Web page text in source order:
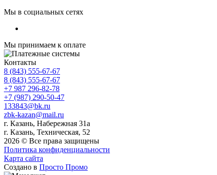
Мы в социальных сетях
Мы принимаем к оплате
Контакты
8 (843) 555-67-67
8 (843) 555-67-67
+7 987 296-82-78
+7 (987) 290-50-47
133843@bk.ru
zbk-kazan@mail.ru
г. Казань, Набережная 31а
г. Казань, Техническая, 52
2026 © Все права защищены
Политика конфиденциальности
Карта сайта
Создано в Просто Промо